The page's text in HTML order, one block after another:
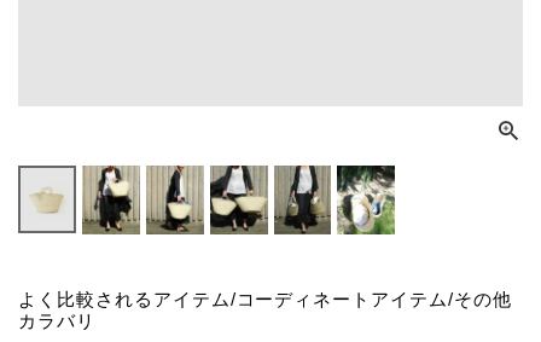
よく比較されるアイテム/コーディネートアイテム/その他
カラバリ